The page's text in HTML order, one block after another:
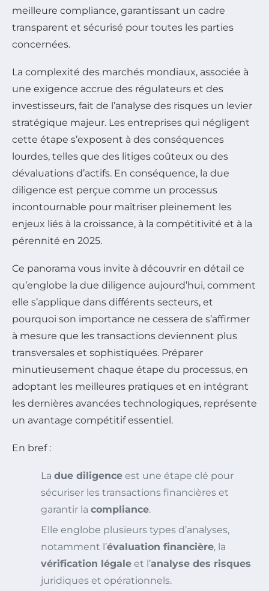
meilleure compliance, garantissant un cadre
transparent et sécurisé pour toutes les parties
concernées.
La complexité des marchés mondiaux, associée à
une exigence accrue des régulateurs et des
investisseurs, fait de l’analyse des risques un levier
stratégique majeur. Les entreprises qui négligent
cette étape s’exposent à des conséquences
lourdes, telles que des litiges coûteux ou des
dévaluations d’actifs. En conséquence, la due
diligence est perçue comme un processus
incontournable pour maîtriser pleinement les
enjeux liés à la croissance, à la compétitivité et à la
pérennité en 2025.
Ce panorama vous invite à découvrir en détail ce
qu’englobe la due diligence aujourd’hui, comment
elle s’applique dans différents secteurs, et
pourquoi son importance ne cessera de s’affirmer
à mesure que les transactions deviennent plus
transversales et sophistiquées. Préparer
minutieusement chaque étape du processus, en
adoptant les meilleures pratiques et en intégrant
les dernières avancées technologiques, représente
un avantage compétitif essentiel.
En bref :
La due diligence est une étape clé pour
sécuriser les transactions financières et
garantir la compliance.
Elle englobe plusieurs types d’analyses,
notamment l’évaluation financière, la
vérification légale et l’analyse des risques
juridiques et opérationnels.